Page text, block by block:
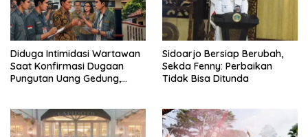
Diduga Intimidasi Wartawan
Saat Konfirmasi Dugaan
Pungutan Uang Gedung,
Buka suara
Sidoarjo Bersiap Berubah,
Sekda Fenny: Perbaikan
Tidak Bisa Ditunda